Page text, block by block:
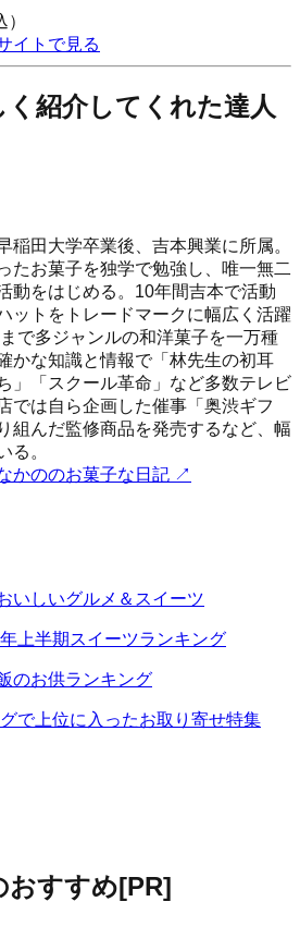
）
イトで見る
紹介してくれた達人
稲田大学卒業後、吉本興業に所属。
たお菓子を独学で勉強し、唯一無二
動をはじめる。10年間吉本で活動
ットをトレードマークに幅広く活躍
で多ジャンルの和洋菓子を一万種
かな知識と情報で「林先生の初耳
」「スクール革命」など多数テレビ
では自ら企画した催事「奥渋ギフ
組んだ監修商品を発売するなど、幅
る。
かののお菓子な日記 ↗
いしいグルメ＆スイーツ
上半期スイーツランキング
のお供ランキング
で上位に入ったお取り寄せ特集
おすすめ[PR]